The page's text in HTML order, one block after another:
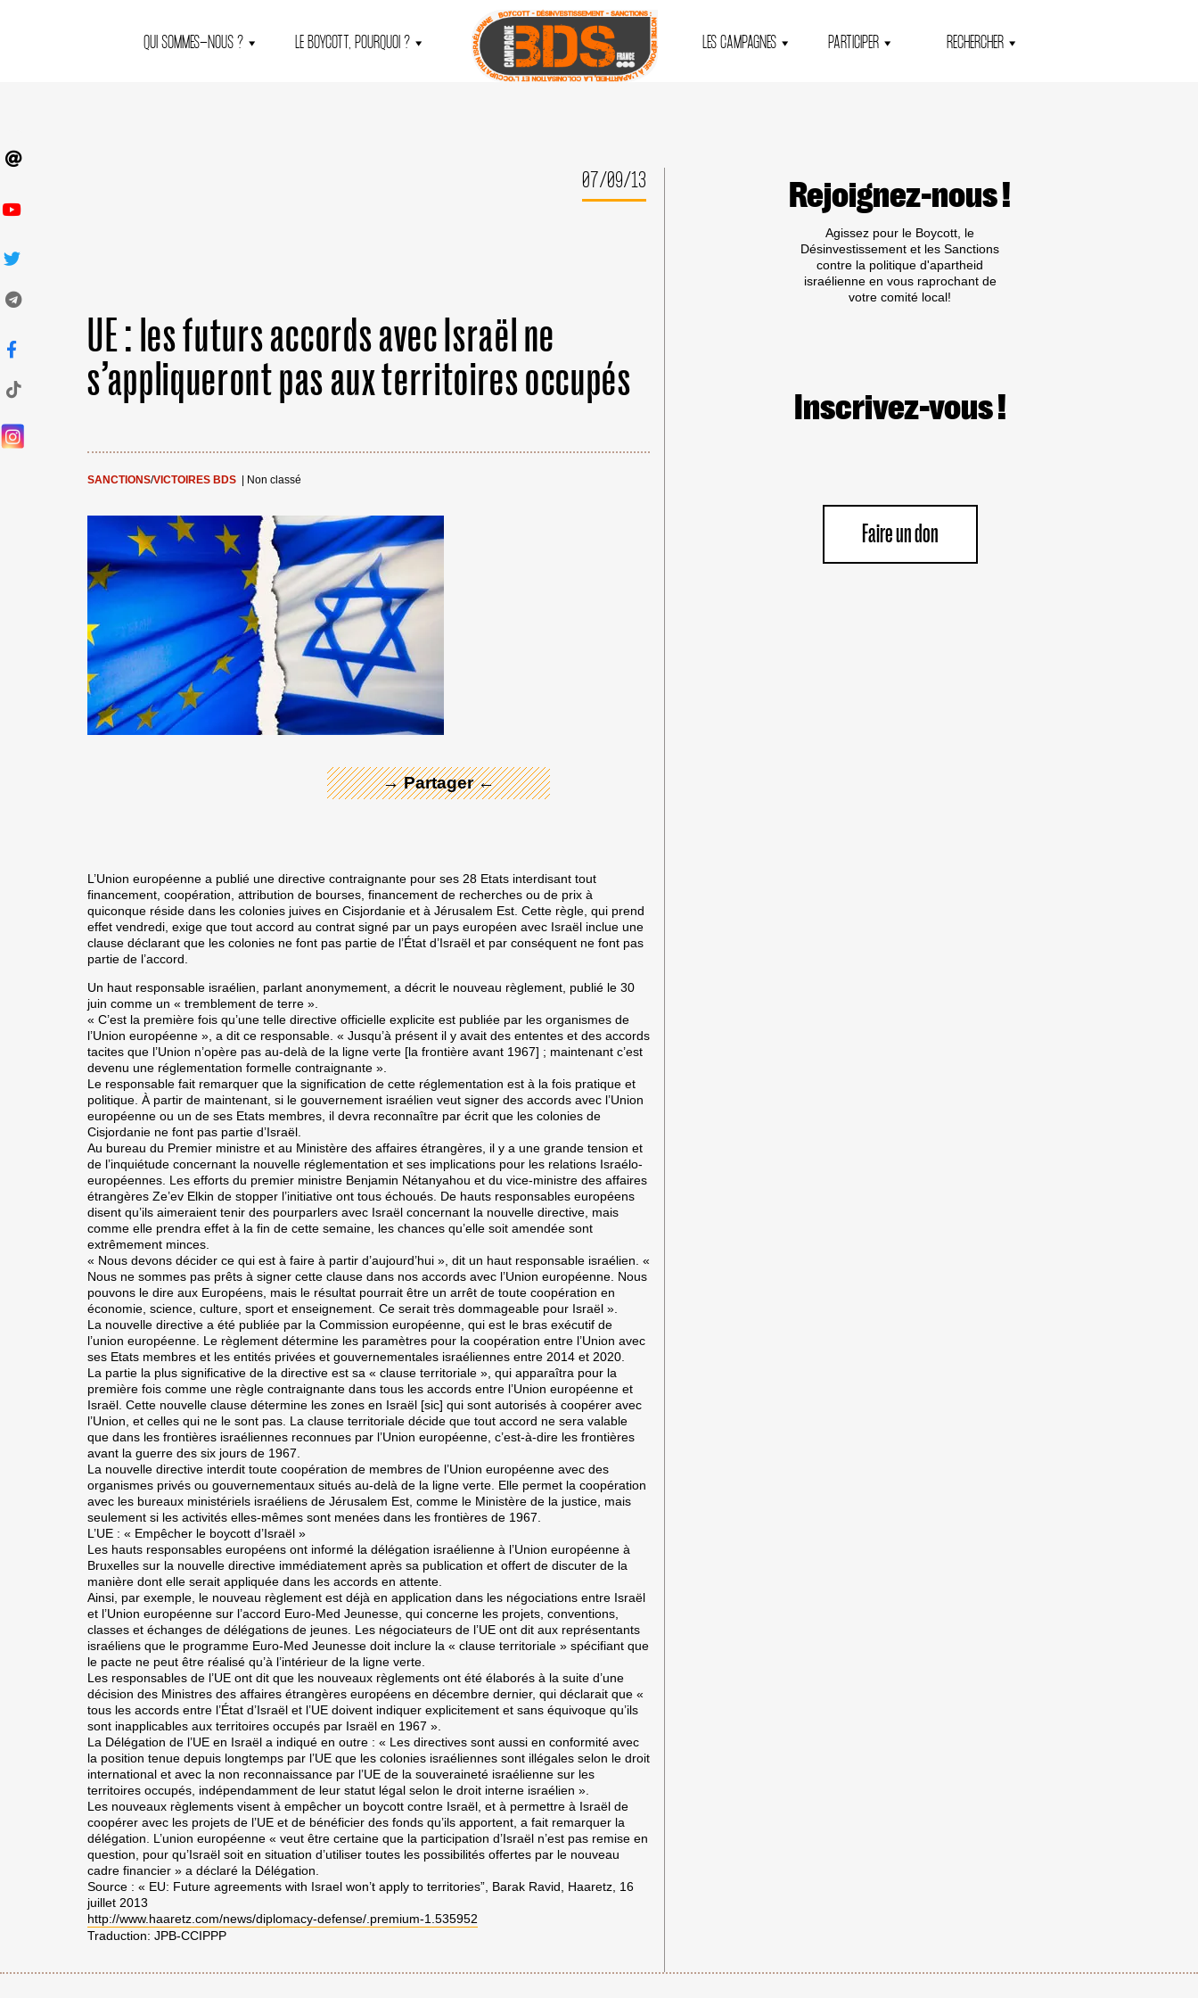
QUI SOMMES-NOUS ? LE BOYCOTT, POURQUOI ? LES CAMPAGNES PARTICIPER RECHERCHER
07/09/13
UE : les futurs accords avec Israël ne
s’appliqueront pas aux territoires occupés
SANCTIONS/VICTOIRES BDS Non classé
→ Partager ←
L’Union européenne a publié une directive contraignante pour ses 28 Etats interdisant tout
financement, coopération, attribution de bourses, financement de recherches ou de prix à
quiconque réside dans les colonies juives en Cisjordanie et à Jérusalem Est. Cette règle, qui prend
effet vendredi, exige que tout accord au contrat signé par un pays européen avec Israël inclue une
clause déclarant que les colonies ne font pas partie de l’État d’Israël et par conséquent ne font pas
partie de l’accord.
Un haut responsable israélien, parlant anonymement, a décrit le nouveau règlement, publié le 30
juin comme un « tremblement de terre ».
« C’est la première fois qu’une telle directive officielle explicite est publiée par les organismes de
l’Union européenne », a dit ce responsable. « Jusqu’à présent il y avait des ententes et des accords
tacites que l’Union n’opère pas au-delà de la ligne verte [la frontière avant 1967] ; maintenant c’est
devenu une réglementation formelle contraignante ».
Le responsable fait remarquer que la signification de cette réglementation est à la fois pratique et
politique. À partir de maintenant, si le gouvernement israélien veut signer des accords avec l’Union
européenne ou un de ses Etats membres, il devra reconnaître par écrit que les colonies de
Cisjordanie ne font pas partie d’Israël.
Au bureau du Premier ministre et au Ministère des affaires étrangères, il y a une grande tension et
de l’inquiétude concernant la nouvelle réglementation et ses implications pour les relations Israélo-
européennes. Les efforts du premier ministre Benjamin Nétanyahou et du vice-ministre des affaires
étrangères Ze’ev Elkin de stopper l’initiative ont tous échoués. De hauts responsables européens
disent qu’ils aimeraient tenir des pourparlers avec Israël concernant la nouvelle directive, mais
comme elle prendra effet à la fin de cette semaine, les chances qu’elle soit amendée sont
extrêmement minces.
« Nous devons décider ce qui est à faire à partir d’aujourd’hui », dit un haut responsable israélien. «
Nous ne sommes pas prêts à signer cette clause dans nos accords avec l’Union européenne. Nous
pouvons le dire aux Européens, mais le résultat pourrait être un arrêt de toute coopération en
économie, science, culture, sport et enseignement. Ce serait très dommageable pour Israël ».
La nouvelle directive a été publiée par la Commission européenne, qui est le bras exécutif de
l’union européenne. Le règlement détermine les paramètres pour la coopération entre l’Union avec
ses Etats membres et les entités privées et gouvernementales israéliennes entre 2014 et 2020.
La partie la plus significative de la directive est sa « clause territoriale », qui apparaîtra pour la
première fois comme une règle contraignante dans tous les accords entre l’Union européenne et
Israël. Cette nouvelle clause détermine les zones en Israël [sic] qui sont autorisés à coopérer avec
l’Union, et celles qui ne le sont pas. La clause territoriale décide que tout accord ne sera valable
que dans les frontières israéliennes reconnues par l’Union européenne, c’est-à-dire les frontières
avant la guerre des six jours de 1967.
La nouvelle directive interdit toute coopération de membres de l’Union européenne avec des
organismes privés ou gouvernementaux situés au-delà de la ligne verte. Elle permet la coopération
avec les bureaux ministériels israéliens de Jérusalem Est, comme le Ministère de la justice, mais
seulement si les activités elles-mêmes sont menées dans les frontières de 1967.
L’UE : « Empêcher le boycott d’Israël »
Les hauts responsables européens ont informé la délégation israélienne à l’Union européenne à
Bruxelles sur la nouvelle directive immédiatement après sa publication et offert de discuter de la
manière dont elle serait appliquée dans les accords en attente.
Ainsi, par exemple, le nouveau règlement est déjà en application dans les négociations entre Israël
et l’Union européenne sur l’accord Euro-Med Jeunesse, qui concerne les projets, conventions,
classes et échanges de délégations de jeunes. Les négociateurs de l’UE ont dit aux représentants
israéliens que le programme Euro-Med Jeunesse doit inclure la « clause territoriale » spécifiant que
le pacte ne peut être réalisé qu’à l’intérieur de la ligne verte.
Les responsables de l’UE ont dit que les nouveaux règlements ont été élaborés à la suite d’une
décision des Ministres des affaires étrangères européens en décembre dernier, qui déclarait que «
tous les accords entre l’État d’Israël et l’UE doivent indiquer explicitement et sans équivoque qu’ils
sont inapplicables aux territoires occupés par Israël en 1967 ».
La Délégation de l’UE en Israël a indiqué en outre : « Les directives sont aussi en conformité avec
la position tenue depuis longtemps par l’UE que les colonies israéliennes sont illégales selon le droit
international et avec la non reconnaissance par l’UE de la souveraineté israélienne sur les
territoires occupés, indépendamment de leur statut légal selon le droit interne israélien ».
Les nouveaux règlements visent à empêcher un boycott contre Israël, et à permettre à Israël de
coopérer avec les projets de l’UE et de bénéficier des fonds qu’ils apportent, a fait remarquer la
délégation. L’union européenne « veut être certaine que la participation d’Israël n’est pas remise en
question, pour qu’Israël soit en situation d’utiliser toutes les possibilités offertes par le nouveau
cadre financier » a déclaré la Délégation.
Source : « EU: Future agreements with Israel won’t apply to territories”, Barak Ravid, Haaretz, 16
juillet 2013
http://www.haaretz.com/news/diplomacy-defense/.premium-1.535952
Traduction: JPB-CCIPPP
Rejoignez-nous !
Agissez pour le Boycott, le
Désinvestissement et les Sanctions
contre la politique d'apartheid
israélienne en vous raprochant de
votre comité local!
Inscrivez-vous !
Faire un don